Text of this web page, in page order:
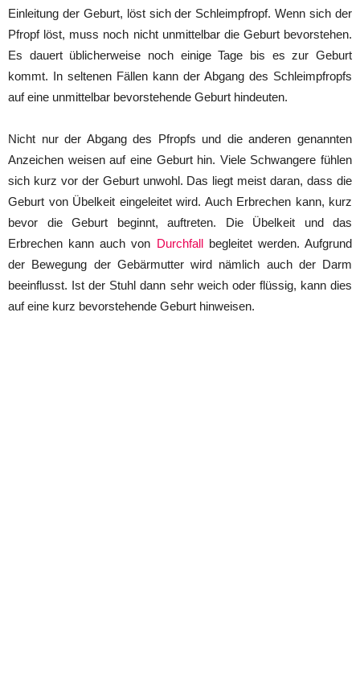
Einleitung der Geburt, löst sich der Schleimpfropf. Wenn sich der
Pfropf löst, muss noch nicht unmittelbar die Geburt bevorstehen.
Es dauert üblicherweise noch einige Tage bis es zur Geburt
kommt. In seltenen Fällen kann der Abgang des Schleimpfropfs
auf eine unmittelbar bevorstehende Geburt hindeuten.
Nicht nur der Abgang des Pfropfs und die anderen genannten
Anzeichen weisen auf eine Geburt hin. Viele Schwangere fühlen
sich kurz vor der Geburt unwohl. Das liegt meist daran, dass die
Geburt von Übelkeit eingeleitet wird. Auch Erbrechen kann, kurz
bevor die Geburt beginnt, auftreten. Die Übelkeit und das
Erbrechen kann auch von Durchfallbegleitet werden. Aufgrund
der Bewegung der Gebärmutter wird nämlich auch der Darm
beeinflusst. Ist der Stuhl dann sehr weich oder flüssig, kann dies
auf eine kurz bevorstehende Geburt hinweisen.